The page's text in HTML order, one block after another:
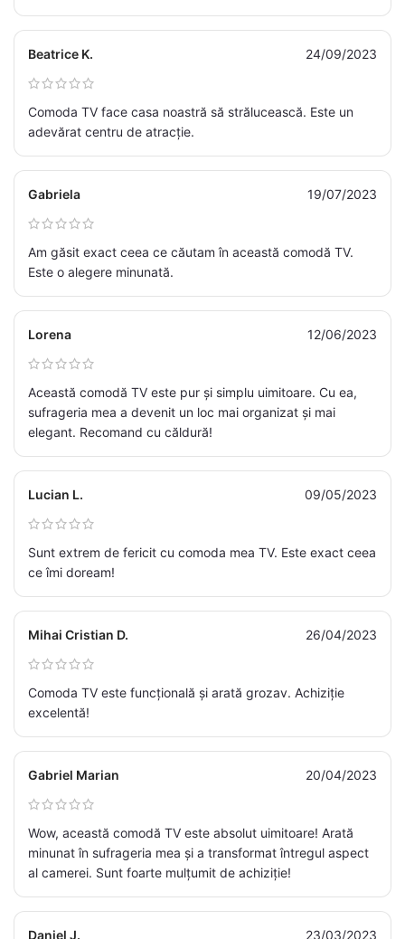
Beatrice K. 24/09/2023
Comoda TV face casa noastră să strălucească. Este un
adevărat centru de atracție.
Gabriela 19/07/2023
Am găsit exact ceea ce căutam în această comodă TV.
Este o alegere minunată.
Lorena 12/06/2023
Această comodă TV este pur și simplu uimitoare. Cu ea,
sufrageria mea a devenit un loc mai organizat și mai
elegant. Recomand cu căldură!
Lucian L. 09/05/2023
Sunt extrem de fericit cu comoda mea TV. Este exact ceea
ce îmi doream!
Mihai Cristian D. 26/04/2023
Comoda TV este funcțională și arată grozav. Achiziție
excelentă!
Gabriel Marian 20/04/2023
Wow, această comodă TV este absolut uimitoare! Arată
minunat în sufrageria mea și a transformat întregul aspect
al camerei. Sunt foarte mulțumit de achiziție!
Daniel J. 23/03/2023